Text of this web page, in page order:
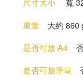
重量
大約 860
是否可放 A4
是否可放筆電